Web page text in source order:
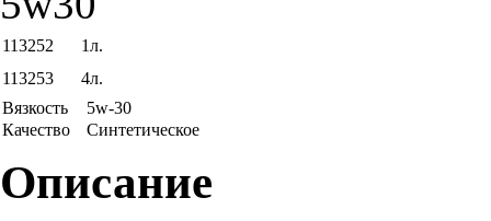
113252
1л.
113253
4л.
Вязкость
5w-30
Качество
Синтетическое
Описание